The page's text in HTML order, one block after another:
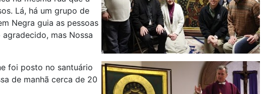
Lá, há um grupo de
Negra guia as pessoas
mas Nossa
foi posto no santuário
de manhã cerca de 20